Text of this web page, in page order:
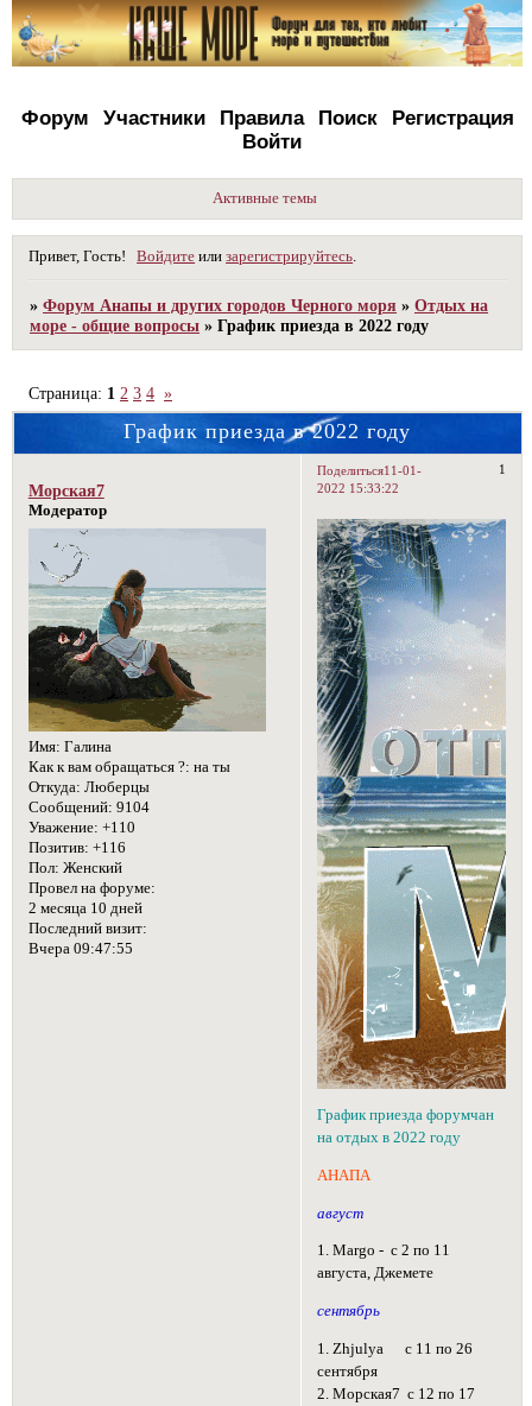
Форум Участники Правила Поиск
Регистрация
Войти
Активные темы
Привет, Гость! Войдите илизарегистрируйтесь
»Форум Анапы и других городов Черного моря »Отдых на
море - общие вопросы »График приезда в 2022 году
График приезда в 2022 году
Страница: 1 2 3 4 »
Поделиться 1
11-01-
2022 15:33:22
Морская7
Модератор
Имя: Галина
Как к вам обращаться ?: на ты
Откуда: Люберцы
Сообщений: 9104
Уважение: +110
Позитив: +116
Пол: Женский
Провел на форуме:
2 месяца 10 дней
Последний визит:
Вчера 09:47:55
График приезда форумчан
на отдых в 2022 году
АНАПА
август
1. Margo - с 2 по 11
августа, Джемете
сентябрь
1. Zhjulya с 11 по 26
сентября
2. Морская7 с 12 по 17